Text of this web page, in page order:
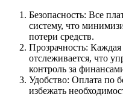
Безопасность: Все
систему, что
потери средств.
Прозрачность:
отслеживается, что
контроль за
Удобство: Оплата по
избежать